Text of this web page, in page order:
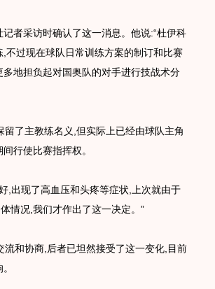
者采访时确认了这一消息。他说:“杜伊科
不过现在球队日常训练方案的制订和比赛
地担负起对国奥队的对手进行技战术分
了主教练名义,但实际上已经由球队主角
行使比赛指挥权。
,出现了高血压和头疼等症状,上次就由于
情况,我们才作出了这一决定。”
和协商,后者已坦然接受了这一变化,目前